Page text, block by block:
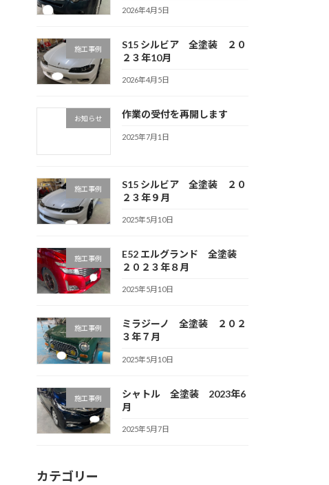
2026年4月5日
施工事例
S15 シルビア 全塗装 ２０
２３年10月
2026年4月5日
お知らせ 作業の受付を再開します
2025年7月1日
施工事例
S15 シルビア 全塗装 ２０
２３年９月
2025年5月10日
施工事例
E52 エルグランド 全塗装
２０２３年８月
2025年5月10日
施工事例
ミラジーノ 全塗装 ２０２
３年７月
2025年5月10日
施工事例
シャトル 全塗装 2023年6
月
2025年5月7日
カテゴリー